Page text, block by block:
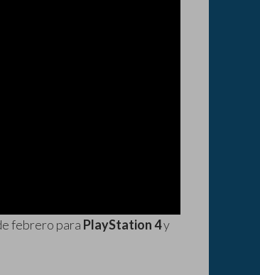
febrero para PlayStation 4y